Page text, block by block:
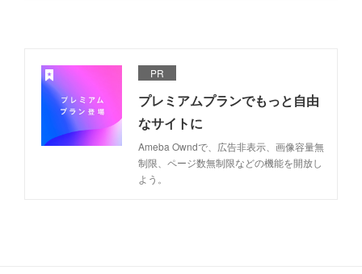
PR
プレミアムプランでもっと自由
なサイトに
Ameba Owndで、広告非表示、画像容量無
制限、ページ数無制限などの機能を開放し
よう。